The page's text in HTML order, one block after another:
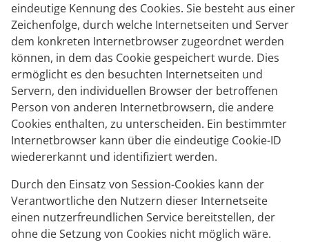
eindeutige Kennung des Cookies. Sie besteht aus einer
Zeichenfolge, durch welche Internetseiten und Server
dem konkreten Internetbrowser zugeordnet werden
können, in dem das Cookie gespeichert wurde. Dies
ermöglicht es den besuchten Internetseiten und
Servern, den individuellen Browser der betroffenen
Person von anderen Internetbrowsern, die andere
Cookies enthalten, zu unterscheiden. Ein bestimmter
Internetbrowser kann über die eindeutige Cookie-ID
wiedererkannt und identifiziert werden.
Durch den Einsatz von Session-Cookies kann der
Verantwortliche den Nutzern dieser Internetseite
einen nutzerfreundlichen Service bereitstellen, der
ohne die Setzung von Cookies nicht möglich wäre.